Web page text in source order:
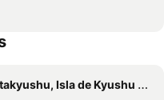
Isla de Kyushu Hoteles